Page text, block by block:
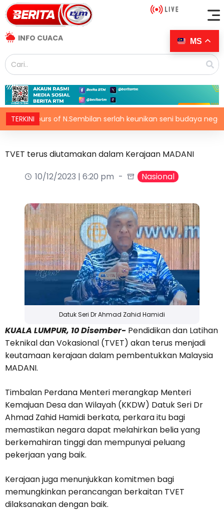
INFO CUACA
TERKINIof N.Sembilan serlah keunikan seni budaya negeri
TVET terus diutamakan dalam Kerajaan MADANI
10/12/2023 | 6:20 pm
Nasional
Datuk Seri Dr Ahmad Zahid Hamidi
KUALA LUMPUR, 10 Disember- Pendidikan dan Latihan
Teknikal dan Vokasional (TVET) akan terus menjadi
keutamaan kerajaan dalam pembentukkan Malaysia
MADANI.
Timbalan Perdana Menteri merangkap Menteri
Kemajuan Desa dan Wilayah (KKDW) Datuk Seri Dr
Ahmad Zahid Hamidi berkata, perkara itu bagi
memastikan negara dapat melahirkan belia yang
berkemahiran tinggi dan mempunyai peluang
pekerjaan yang baik.
Kerajaan juga menunjukkan komitmen bagi
memungkinkan perancangan berkaitan TVET
dilaksanakan dengan baik.
MS